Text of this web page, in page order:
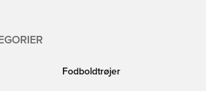
Fodboldtrøjer